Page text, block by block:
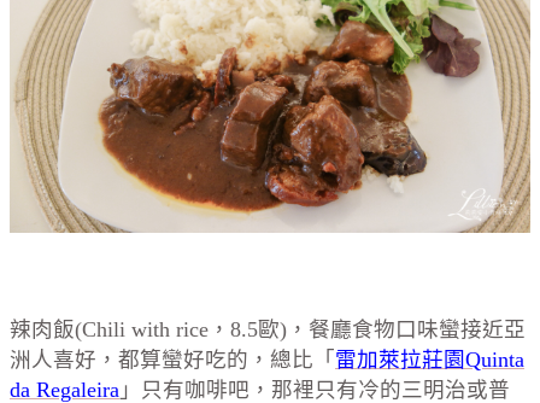
辣肉飯(Chili with rice，8.5歐)，餐廳食物口味蠻接近亞
洲人喜好，都算蠻好吃的，總比「雷加萊拉莊園Quinta
da Regaleira 」只有咖啡吧，那裡只有冷的三明治或普